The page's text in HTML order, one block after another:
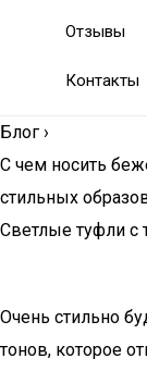
Отзывы
Контакты
Блог ›
С чем носить
стильных
Светлые туфли с
Очень стильно
тонов, которое